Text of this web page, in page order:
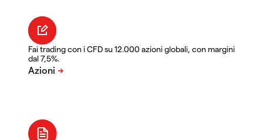
Fai trading con i CFD su 12.000 azioni globali, con margini
dal 7,5%.